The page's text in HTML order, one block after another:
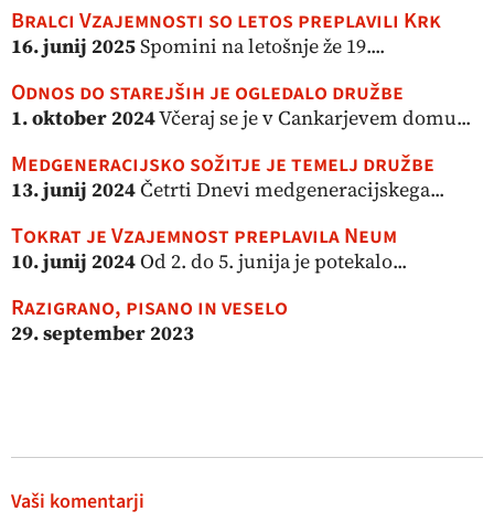
Bralci Vzajemnosti so letos preplavili Krk
16. junij 2025Spomini na letošnje že 19....
Odnos do starejših je ogledalo družbe
1. oktober 2024Včeraj se je v Cankarjevem domu...
Medgeneracijsko sožitje je temelj družbe
13. junij 2024Četrti Dnevi medgeneracijskega...
Tokrat je Vzajemnost preplavila Neum
10. junij 2024Od 2. do 5. junija je potekalo...
Razigrano, pisano in veselo
29. september 2023
Vaši komentarji